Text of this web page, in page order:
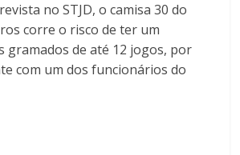
no STJD, o camisa 30 do
corre o risco de ter um
gramados de até 12 jogos, por
com um dos funcionários do